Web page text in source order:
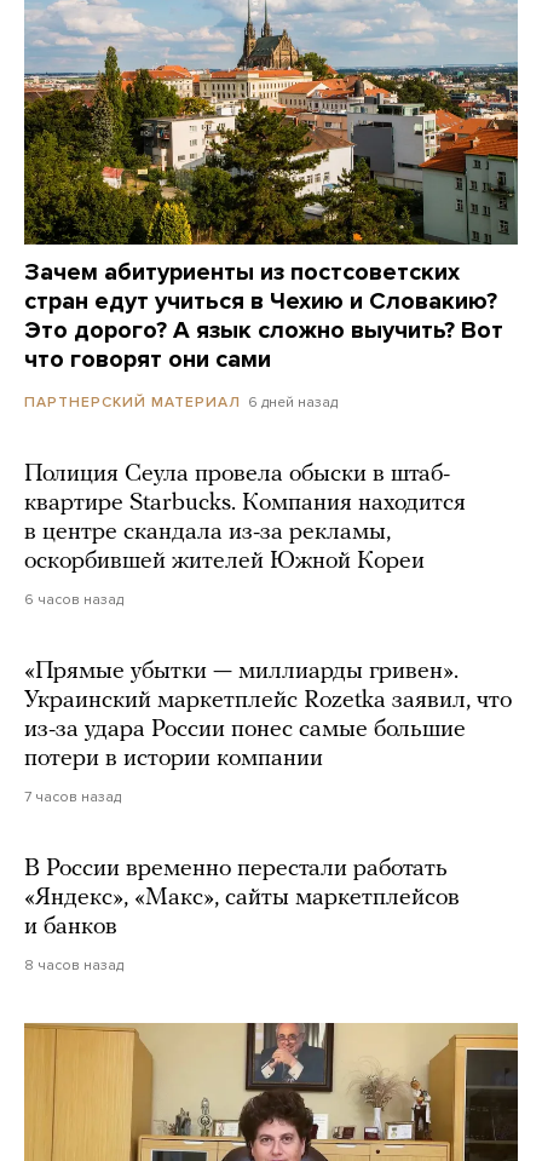
Зачем абитуриенты из постсоветских
стран едут учиться в Чехию и Словакию?
Это дорого? А язык сложно выучить? Вот
что говорят они сами
ПАРТНЕРСКИЙ МАТЕРИАЛ 6 дней назад
Полиция Сеула провела обыски в штаб-
квартире Starbucks. Компания находится
в центре скандала из-за рекламы,
оскорбившей жителей Южной Кореи
6 часов назад
«Прямые убытки — миллиарды гривен».
Украинский маркетплейс Rozetka заявил, что
из-за удара России понес самые большие
потери в истории компании
7 часов назад
В России временно перестали работать
«Яндекс», «Макс», сайты маркетплейсов
и банков
8 часов назад